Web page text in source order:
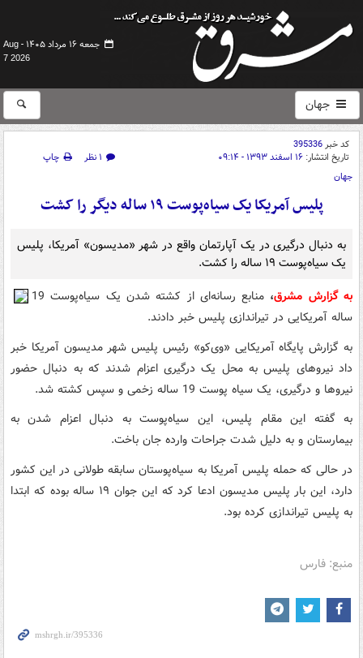
جمعه ۱۶ مرداد ۱۴۰۵ -
Aug
7 2026
جهان
کد خبر395336
تاریخ انتشار: ۱۶ اسفند ۱۳۹۳ - ۰۹:۱۴ ۱ نظر
چاپ
جهان
پلیس آمریکا یک سیاه‌پوست ۱۹ ساله دیگر را کشت
به دنبال درگیری در یک آپارتمان واقع در شهر «مدیسون» آمریکا،‌ پلیس
یک سیاه‌پوست ۱۹ ساله را کشت.
به گزارش مشرق،
منابع رسانه‌ای از کشته شدن یک سیاه‌پوست 19
ساله آمریکایی در تیراندازی پلیس خبر دادند.
به گزارش پایگاه آمریکایی «وی‌کو» رئیس پلیس شهر مدیسون آمریکا خبر
داد نیروهای پلیس به محل یک درگیری اعزام شدند که به دنبال حضور
نیروها و درگیری،‌ یک سیاه پوست 19 ساله زخمی و سپس کشته شد.
به گفته این مقام پلیس، این سیاه‌پوست به دنبال اعزام شدن به
بیمارستان و به دلیل شدت جراحات وارده جان باخت.
در حالی که حمله پلیس آمریکا به سیاه‌پوستان سابقه طولانی در این کشور
دارد،‌ این بار پلیس مدیسون ادعا کرد که این جوان ۱۹ ساله بوده که ابتدا
به پلیس تیراندازی کرده بود.
منبع: فارس